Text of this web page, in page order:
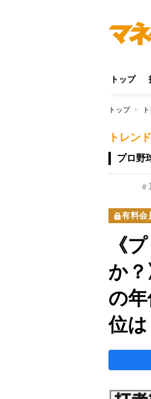
トップ
トップ
トレンド
プロ野
＃
有料会
《
か
の
位は